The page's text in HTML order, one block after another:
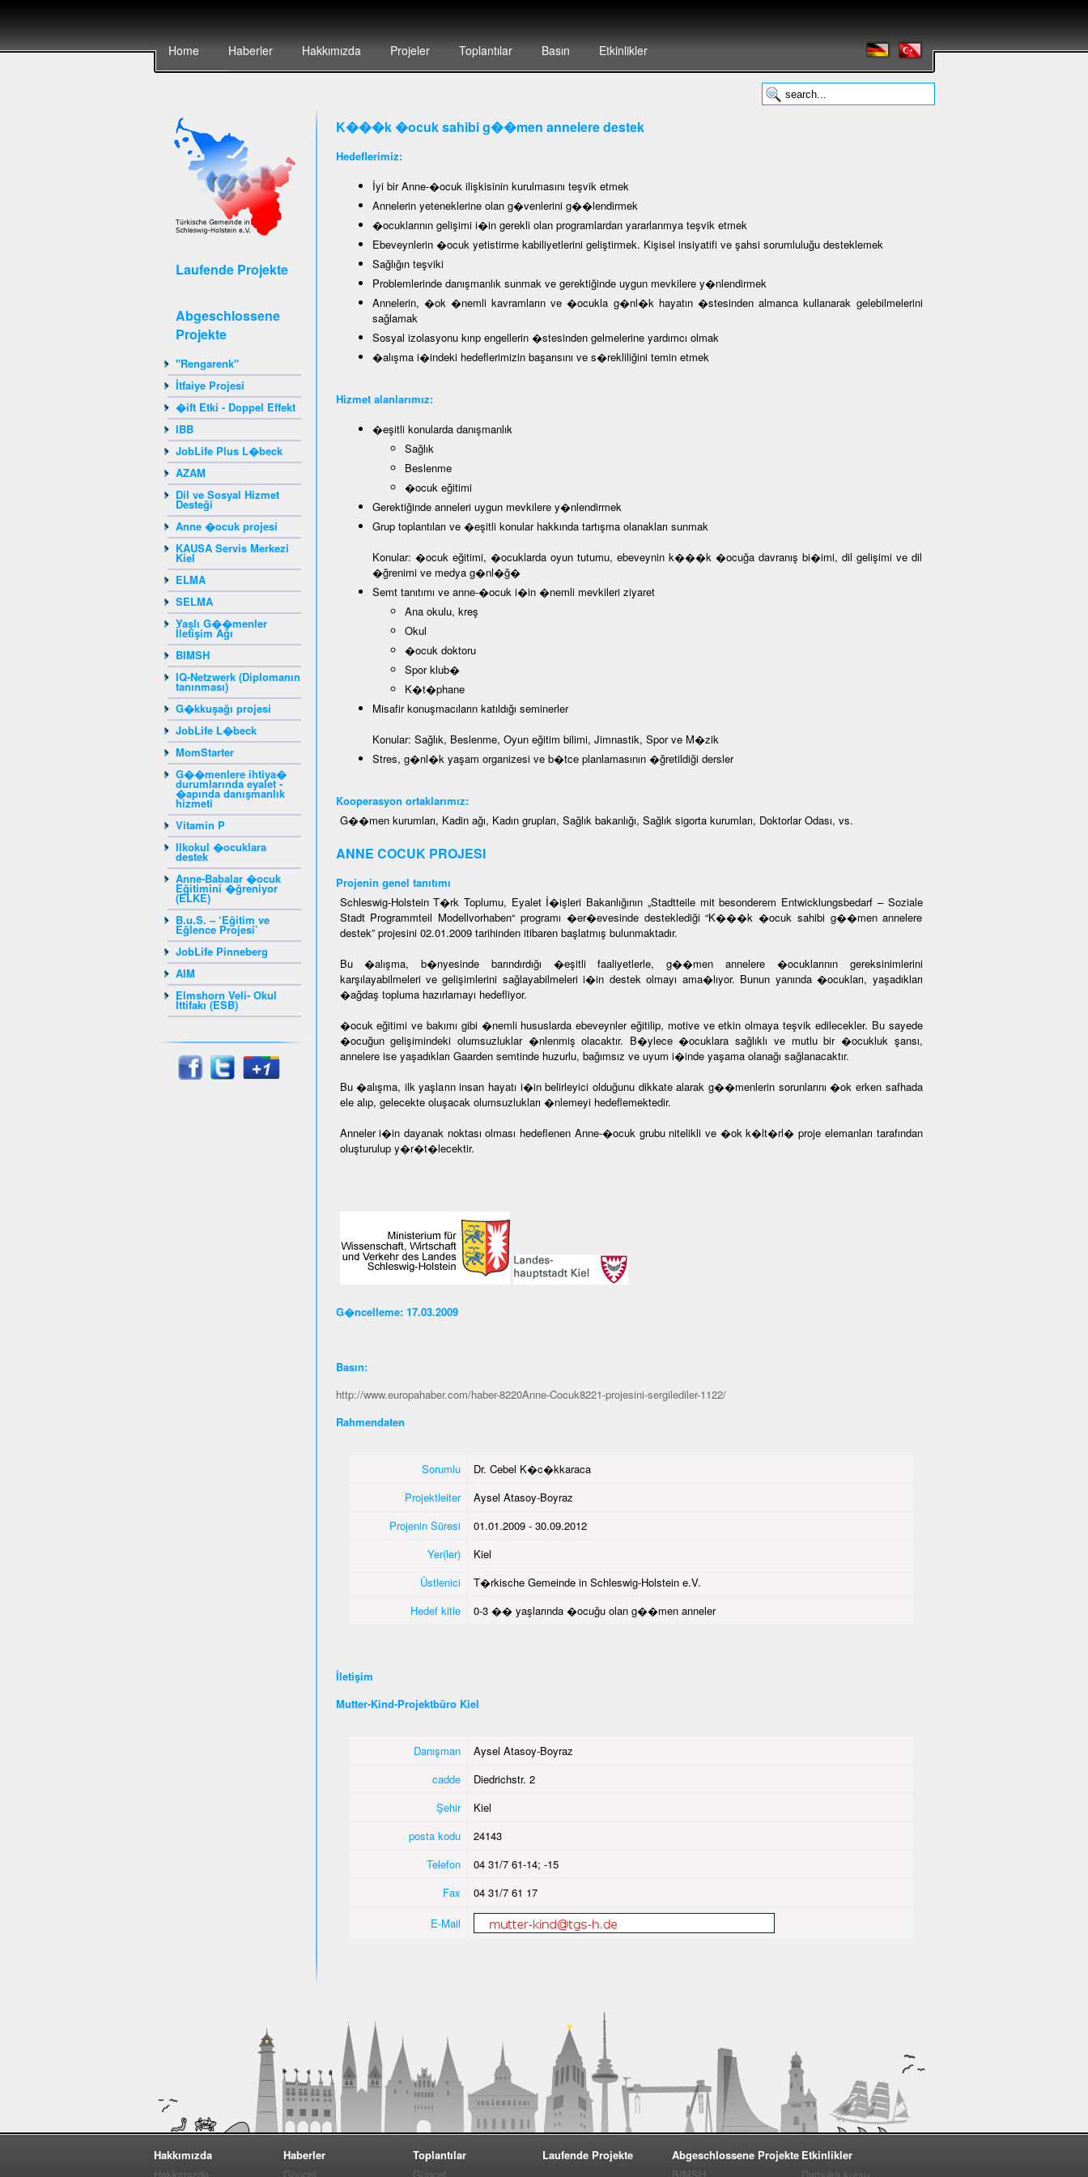
Home Haberler Hakkımızda Projeler Toplantılar Basın Etkinlikler
Laufende Projekte
Abgeschlossene
Projekte
"Rengarenk"
İtfaiye Projesi
�ift Etki - Doppel Effekt
IBB
JobLife Plus L�beck
AZAM
Dil ve Sosyal Hizmet
Desteği
Anne �ocuk projesi
KAUSA Servis Merkezi
Kiel
ELMA
SELMA
Yaşlı G��menler
İletişim Ağı
BIMSH
IQ-Netzwerk (Diplomanın
tanınması)
G�kkuşağı projesi
JobLife L�beck
MomStarter
G��menlere ihtiya�
durumlarında eyalet -
�apında danışmanlık
hizmeti
Vitamin P
Ilkokul �ocuklara
destek
Anne-Babalar �ocuk
Eğitimini �ğreniyor
(ELKE)
B.u.S. – ‘Eğitim ve
Eğlence Projesi’
JobLife Pinneberg
AIM
Elmshorn Veli- Okul
İttifakı (ESB)
K���k �ocuk sahibi g��men annelere destek
Hedeflerimiz:
İyi bir Anne-�ocuk ilişkisinin kurulmasını teşvik etmek
Annelerin yeteneklerine olan g�venlerini g��lendirmek
�ocuklarının gelişimi i�in gerekli olan programlardan yararlanmya teşvik etmek
Ebeveynlerin �ocuk yetistirme kabiliyetlerini geliştirmek. Kişisel insiyatifi ve şahsi sorumluluğu desteklemek
Sağlığın teşviki
Problemlerinde danışmanlık sunmak ve gerektiğinde uygun mevkilere y�nlendirmek
Annelerin, �ok �nemli kavramların ve �ocukla g�nl�k hayatın �stesinden almanca kullanarak gelebilmelerini
sağlamak
Sosyal izolasyonu kırıp engellerin �stesinden gelmelerine yardımcı olmak
�alışma i�indeki hedeflerimizin başarısını ve s�rekliliğini temin etmek
Hizmet alanlarımız:
�eşitli konularda danışmanlık
Sağlık
Beslenme
�ocuk eğitimi
Gerektiğinde anneleri uygun mevkilere y�nlendirmek
Grup toplantıları ve �eşitli konular hakkında tartışma olanakları sunmak
Konular: �ocuk eğitimi, �ocuklarda oyun tutumu, ebeveynin k���k �ocuğa davranış bi�imi, dil gelişimi ve dil
�ğrenimi ve medya g�nl�ğ�
Semt tanıtımı ve anne-�ocuk i�in �nemli mevkileri ziyaret
Ana okulu, kreş
Okul
�ocuk doktoru
Spor klub�
K�t�phane
Misafir konuşmacıların katıldığı seminerler
Konular: Sağlık, Beslenme, Oyun eğitim bilimi, Jimnastik, Spor ve M�zik
Stres, g�nl�k yaşam organizesi ve b�tce planlamasının �ğretildiği dersler
Kooperasyon ortaklarımız:
G��men kurumları, Kadin ağı, Kadın grupları, Sağlık bakanlığı, Sağlık sigorta kurumları, Doktorlar Odası, vs.
ANNE COCUK PROJESI
Projenin genel tanıtımı
Schleswig-Holstein T�rk Toplumu, Eyalet İ�işleri Bakanlığının „Stadtteile mit besonderem Entwicklungsbedarf – Soziale
Stadt Programmteil Modellvorhaben“ programı �er�evesinde desteklediği “K���k �ocuk sahibi g��men annelere
destek” projesini 02.01.2009 tarihinden itibaren başlatmış bulunmaktadır.
Bu �alışma, b�nyesinde barındırdığı �eşitli faaliyetlerle, g��men annelere �ocuklarının gereksinimlerini
karşılayabilmeleri ve gelişimlerini sağlayabilmeleri i�in destek olmayı ama�lıyor. Bunun yanında �ocukları, yaşadıkları
�ağdaş topluma hazırlamayı hedefliyor.
�ocuk eğitimi ve bakımı gibi �nemli hususlarda ebeveynler eğitilip, motive ve etkin olmaya teşvik edilecekler. Bu sayede
�ocuğun gelişimindeki olumsuzluklar �nlenmiş olacaktır. B�ylece �ocuklara sağlıklı ve mutlu bir �ocukluk şansı,
annelere ise yaşadıkları Gaarden semtinde huzurlu, bağımsız ve uyum i�inde yaşama olanağı sağlanacaktır.
Bu �alışma, ilk yaşların insan hayatı i�in belirleyici olduğunu dikkate alarak g��menlerin sorunlarını �ok erken safhada
ele alıp, gelecekte oluşacak olumsuzlukları �nlemeyi hedeflemektedir.
Anneler i�in dayanak noktası olması hedeflenen Anne-�ocuk grubu nitelikli ve �ok k�lt�rl� proje elemanları tarafından
oluşturulup y�r�t�lecektir.
G�ncelleme: 17.03.2009
Basın:
http://www.europahaber.com/haber-8220Anne-Cocuk8221-projesini-sergilediler-1122/
Rahmendaten
Sorumlu
Dr. Cebel K�c�kkaraca
Projektleiter
Aysel Atasoy-Boyraz
Projenin Süresi
01.01.2009 - 30.09.2012
Yer(ler)
Kiel
Üstlenici
T�rkische Gemeinde in Schleswig-Holstein e.V.
Hedef kitle
0-3 �� yaşlarında �ocuğu olan g��men anneler
İletişim
Mutter-Kind-Projektbüro Kiel
Danışman
Aysel Atasoy-Boyraz
cadde
Diedrichstr. 2
Şehir
Kiel
posta kodu
24143
Telefon
04 31/7 61-14; -15
Fax
04 31/7 61 17
E-Mail
Hakkımızda
Haberler
Toplantılar
Laufende Projekte
Abgeschlossene Projekte Etkinlikler